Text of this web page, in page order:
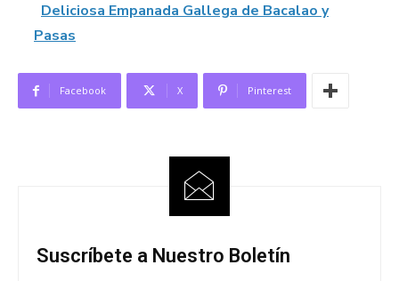
Deliciosa Empanada Gallega de Bacalao y
Pasas
Facebook X Pinterest
Suscríbete a Nuestro Boletín